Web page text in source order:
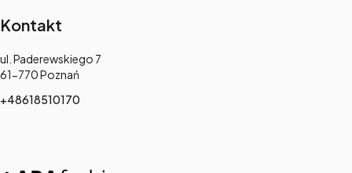
Kontakt
Adres:
ul. Paderewskiego 7
61-770 Poznań
+48618510170